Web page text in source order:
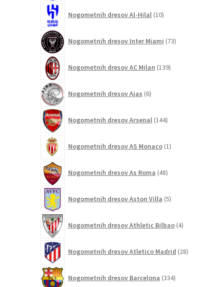
Nogometnih dresov Al-Hilal 10izdelkov
Nogometnih dresov Inter Miami 73izdelkov
Nogometnih dresov AC Milan 139izdelkov
Nogometnih dresov Ajax 6izdelkov
Nogometnih dresov Arsenal 144izdelkov
Nogometnih dresov AS Monaco 1izdelek
Nogometnih dresov As Roma 48izdelkov
Nogometnih dresov Aston Villa 5izdelkov
Nogometnih dresov Athletic Bilbao 4izdelki
Nogometnih dresov Atletico Madrid 28izdelkov
Nogometnih dresov Barcelona 334izdelkov